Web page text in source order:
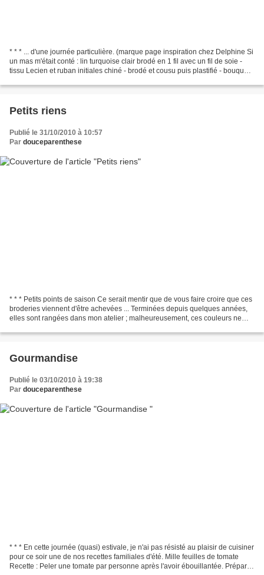
* * * ... d'une journée particulière. (marque page inspiration chez Delphine Si
un mas m'était conté : lin turquoise clair brodé en 1 fil avec un fil de soie -
tissu Lecien et ruban initiales chiné - brodé et cousu puis plastifié - bouquet
Petits riens
Publié le 31/10/2010 à 10:57
Par douceparenthese
* * * Petits points de saison Ce serait mentir que de vous faire croire que ces
broderies viennent d'être achevées ... Terminées depuis quelques années,
elles sont rangées dans mon atelier ; malheureusement, ces couleurs ne
Gourmandise
Publié le 03/10/2010 à 19:38
Par douceparenthese
* * * En cette journée (quasi) estivale, je n'ai pas résisté au plaisir de cuisiner
pour ce soir une de nos recettes familiales d'été. Mille feuilles de tomate
Recette : Peler une tomate par personne après l'avoir ébouillantée. Préparer